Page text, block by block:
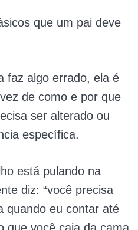
que um pai deve
faz algo errado, ela é
de como e por que
ser alterado ou
específica.
está pulando na
diz: “você precisa
quando eu contar até